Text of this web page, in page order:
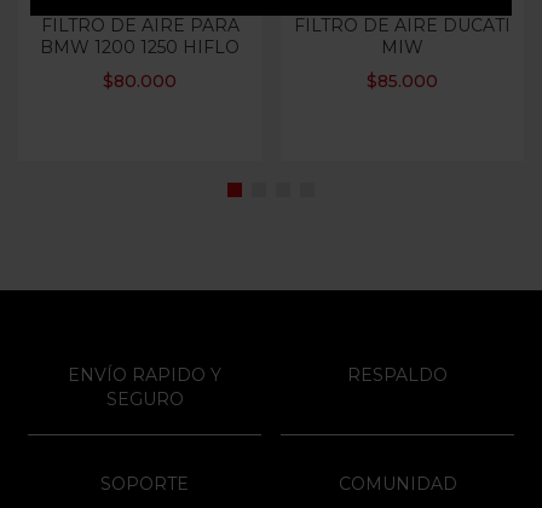
FILTRO DE AIRE PARA
BMW 1200 1250 HIFLO
$80.000
FILTRO DE AIRE DUCATI
MIW
$85.000
ENVÍO RAPIDO Y
SEGURO
RESPALDO
SOPORTE COMUNIDAD